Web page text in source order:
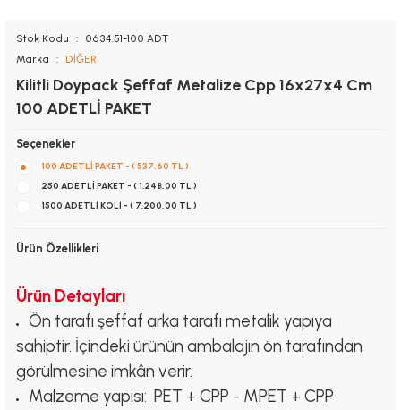
Stok Kodu
0634.51-100 ADT
Marka
DİĞER
Kilitli Doypack Şeffaf Metalize Cpp 16x27x4 Cm
100 ADETLİ PAKET
Seçenekler
100 ADETLİ PAKET - ( 537,60 TL )
250 ADETLİ PAKET - ( 1.248,00 TL )
1500 ADETLİ KOLİ - ( 7.200,00 TL )
Ürün Özellikleri
Ürün Detayları
Ön tarafı şeffaf arka tarafı metalik yapıya
sahiptir. İçindeki ürünün ambalajın ön tarafından
görülmesine imkân verir.
Malzeme yapısı: PET + CPP - MPET + CPP